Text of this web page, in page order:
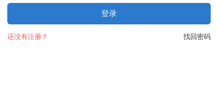
登录
找回密码
还没有注册？